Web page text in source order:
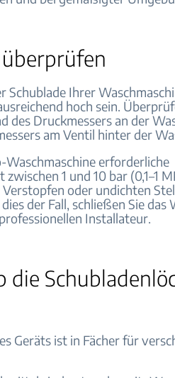
Schublade Ihrer
hoch sein.
des Druckmessers an der
am Ventil hinter der
erforderliche
1 und 10 bar (0,1–1
oder undichten
der Fall, schließen Sie das
Installateur.
die
Geräts ist in Fächer für